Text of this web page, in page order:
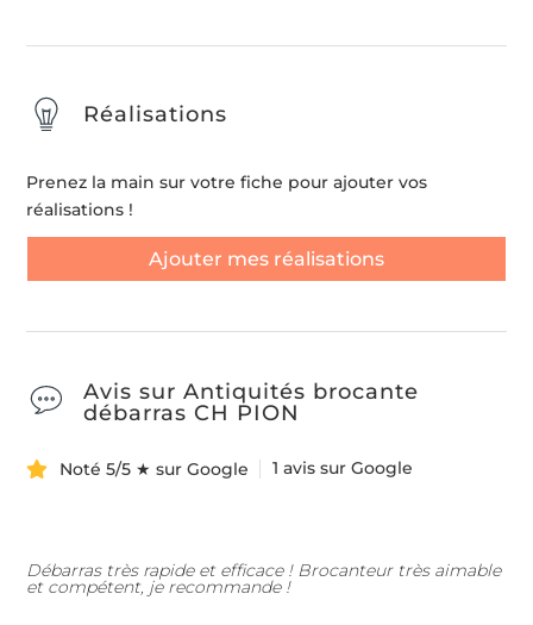
Réalisations
Prenez la main sur votre fiche pour ajouter vos
réalisations !
Ajouter mes réalisations
Avis sur Antiquités brocante
débarras CH PION
Noté 5/5 ★ sur Google 1 avis sur Google
Débarras très rapide et efficace ! Brocanteur très aimable
et compétent, je recommande !